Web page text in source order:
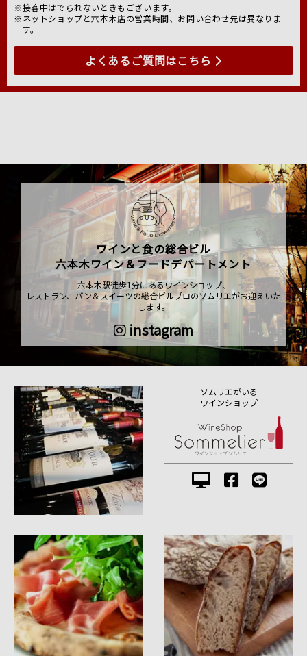
※接客中はでられないときもございます。
※ネットショップと六本木店の営業時間、お問い合わせ先は異なりま
す。
よくあるご質問はこちら
ワインと食の総合ビル
六本木ワイン＆フードデパートメント
六本木駅徒歩1分にあるワインショップ、
レストラン、パン＆スイーツの総合ビルプロのソムリエがお迎えいた
します。
instagram
ソムリエがいる
ワインショップ